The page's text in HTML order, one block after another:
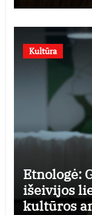
Kultūra
Etnologė:
išeivijos
kultūros